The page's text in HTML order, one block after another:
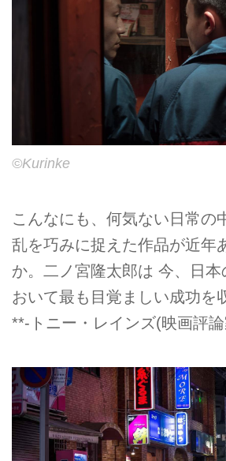
©Kurinke
こんなにも、何気ない日常の
乱を巧みに捉えた作品が近年
か。二ノ宮隆太郎は 今、日本
おいて最も目覚ましい成功を
**-トニー・レインズ(映画評